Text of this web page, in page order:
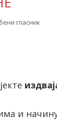
гласник
и